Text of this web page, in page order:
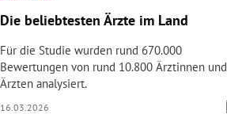
Die beliebtesten Ärzte im Land
Für die Studie wurden rund 670.000
Bewertungen von rund 10.800 Ärztinnen und
Ärzten analysiert.
16.03.2026